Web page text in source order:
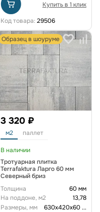
Купить в 1 клик
Код товара: 29506
Образец в шоуруме
3 320 ₽
м2 паллет
В наличии
Тротуарная плитка
Terrafaktura Ларго 60 мм
Северный бриз
Толщина
60 мм
На поддоне, м2
13,78
Размеры, мм
630х420х60...